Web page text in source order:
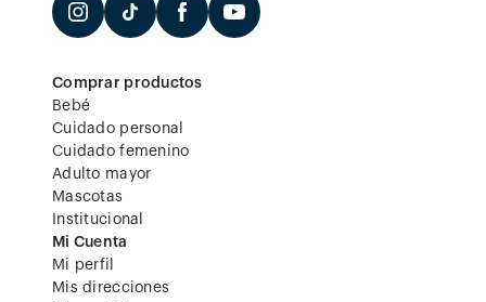
Comprar productos
Bebé
Cuidado personal
Cuidado femenino
Adulto mayor
Mascotas
Institucional
Mi Cuenta
Mi perfil
Mis direcciones